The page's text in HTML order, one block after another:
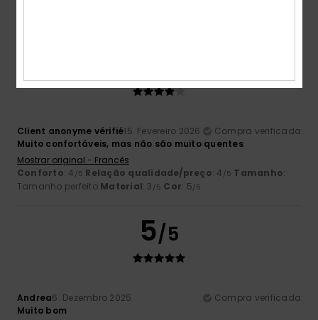
Client anonyme vérifié15. Fevereiro 2026
Compra verificada
Muito confortáveis, mas não são muito quentes
Mostrar original - Francês
Conforto: 4 /5 Relação qualidade/preço: 4 /5 Tamanho:
Tamanho perfeito Material: 3 /5 Cor: 5/5
5/5
Andrea6. Dezembro 2025
Compra verificada
Muito bom